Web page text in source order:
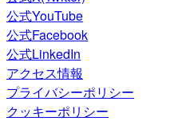
公式YouTube
公式Facebook
公式LinkedIn
アクセス情報
プライバシーポリシー
クッキーポリシー